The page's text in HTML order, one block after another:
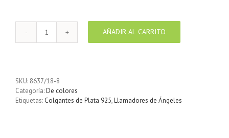
Llamador
con
diseño
Pez
AÑADIR AL CARRITO
SKU: 8637/18-8
Categoría:De colores
Etiquetas: Colgantes de Plata 925,Llamadores de Ángeles